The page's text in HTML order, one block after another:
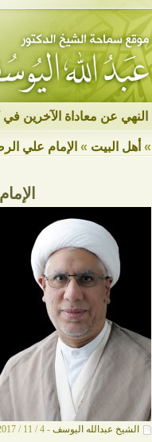
النهي عن معاداة الآخرين في
» أهل البيت » الإمام علي
الشيخ عبدالله اليوسف - 4 / 11 / 2017م - 8:57 ص